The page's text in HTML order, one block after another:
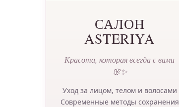
САЛОН
ASTERIYA
Красота, которая всегда с вами
🌸✨
Уход за лицом, телом и волосами
Современные методы сохранения